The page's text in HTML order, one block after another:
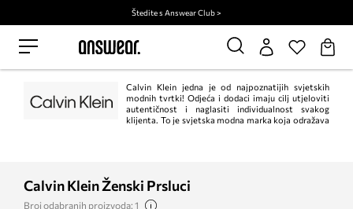
Štedite s Answear Club >
Calvin Klein jedna je od najpoznatijih svjetskih
modnih tvrtki! Odjeća i dodaci imaju cilj utjeloviti
autentičnost i naglasiti individualnost svakog
klijenta. To je svjetska modna marka koja odražava
Calvin Klein Ženski Prsluci
Broj odabranih proizvoda: 1